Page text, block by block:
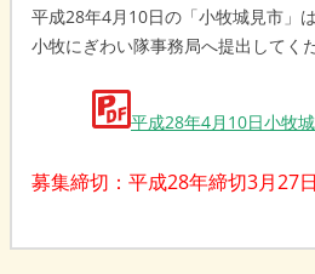
平成28年4月10日の「小牧城見市」
小牧にぎわい隊事務局へ提出してく
平成28年4月10日小牧
募集締切：平成28年締切3月27日